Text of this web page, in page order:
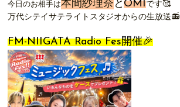
今日のお相手は本間紗理奈 とOMIです🥰
万代シテイサテライトスタジオからの生放送📻
FM-NIIGATA Radio Fes開催🎉